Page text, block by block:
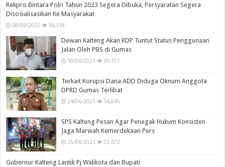
Rekpro Bintara Polri Tahun 2023 Segera Dibuka, Persyaratan Segera
Disosialisasikan Ke Masyarakat
08/09/2022 36,318
Dewan Kalteng Akan RDP Tuntut Status Penggunaan
Jalan Oleh PBS di Gumas
30/06/2021 35,157
Terkait Korupsi Dana ADD Diduga Oknum Anggota
DPRD Gumas Terlibat
24/06/2021 34,845
SPS Kalteng Pesan Agar Penegak Hukum Konsisten
Jaga Marwah Kemerdekaan Pers
25/06/2021 33,672
Gubernur Kalteng Lantik Pj Walikota dan Bupati